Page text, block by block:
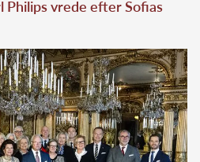
Philips vrede efter Sofias